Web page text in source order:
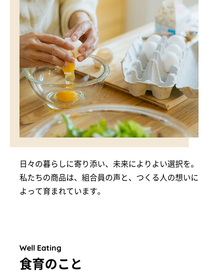
日々の暮らしに寄り添い、未来によりよい選択を。
私たちの商品は、組合員の声と、つくる人の想いに
よって育まれています。
Well Eating
食育のこと